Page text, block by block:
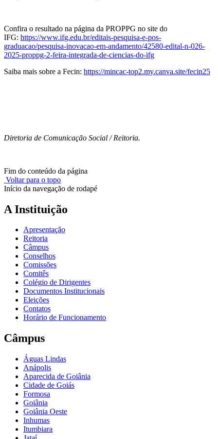
Confira o resultado na página da PROPPG no site do
IFG: https://www.ifg.edu.br/editais-pesquisa-e-pos-
graduacao/pesquisa-inovacao-em-andamento/42580-edital-n-026-
2025-proppg-2-feira-integrada-de-ciencias-do-ifg
Saiba mais sobre a Fecin: https://mincac-top2.my.canva.site/fecin25
Diretoria de Comunicação Social / Reitoria.
Fim do conteúdo da página
Voltar para o topo
Início da navegação de rodapé
A Instituição
Apresentação
Reitoria
Câmpus
Conselhos
Comissões
Comitês
Colégio de Dirigentes
Documentos Institucionais
Eleições
Contatos
Horário de Funcionamento
Câmpus
Águas Lindas
Anápolis
Aparecida de Goiânia
Cidade de Goiás
Formosa
Goiânia
Goiânia Oeste
Inhumas
Itumbiara